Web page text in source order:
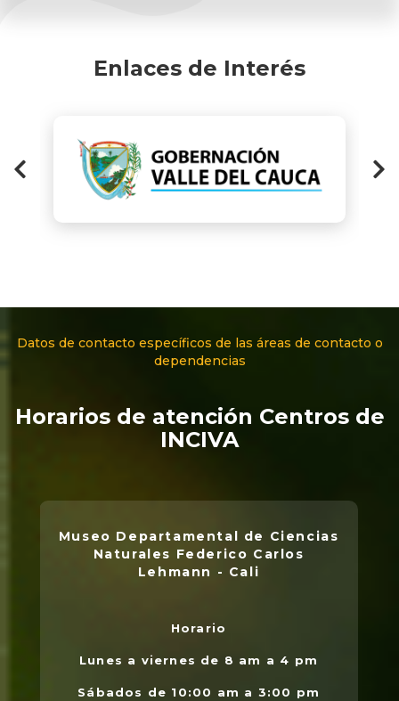
Enlaces de Interés
Datos de contacto específicos de las áreas de contacto o
dependencias
Horarios de atención Centros de
INCIVA
Museo Departamental de Ciencias
Naturales Federico Carlos
Lehmann - Cali
Horario
Lunes a viernes de 8 am a 4 pm
Sábados de 10:00 am a 3:00 pm